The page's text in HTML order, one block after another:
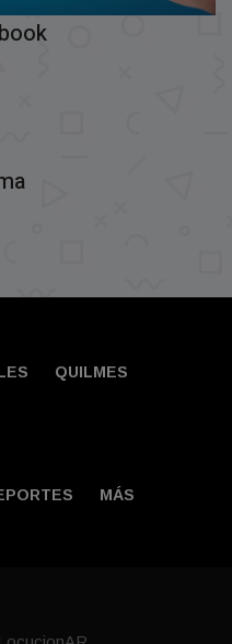
QUILMES
MÁS